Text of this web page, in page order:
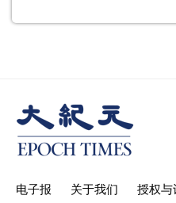
电子报 关于我们 授权与